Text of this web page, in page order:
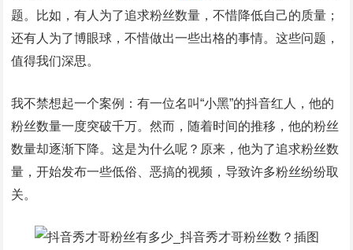
题。比如，有人为了追求粉丝数量，不惜降低自己的质量；
还有人为了博眼球，不惜做出一些出格的事情。这些问题，
值得我们深思。
我不禁想起一个案例：有一位名叫“小黑”的抖音红人，他的
粉丝数量一度突破千万。然而，随着时间的推移，他的粉丝
数量却逐渐下降。这是为什么呢？原来，他为了追求粉丝数
量，开始发布一些低俗、恶搞的视频，导致许多粉丝纷纷取
关。